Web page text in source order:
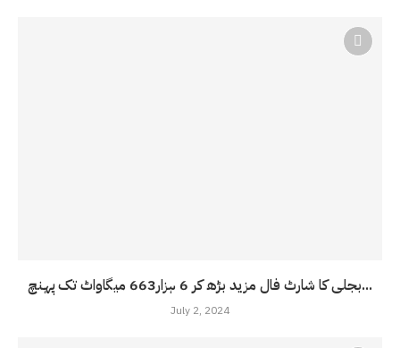
بجلی کا شارٹ فال مزید بڑھ کر 6 ہزار663 میگاواٹ تک پہنچ...
July 2, 2024